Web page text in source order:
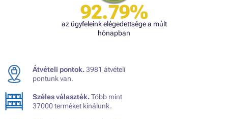
92.79%
az ügyfeleink elégedettsége a múlt
hónapban
Átvételi pontok.3981 átvételi
pontunk van.
Széles választék.Több mint
37000 terméket kínálunk.